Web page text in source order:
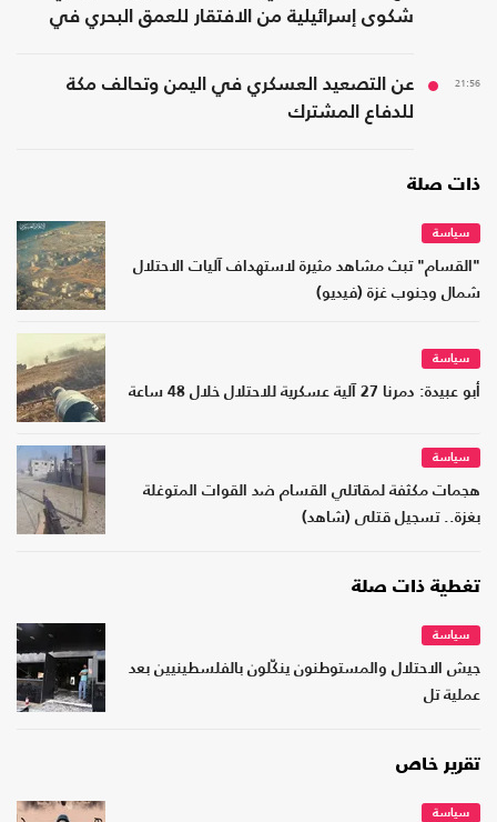
شكوى إسرائيلية من الافتقار للعمق البحري في
21:56
عن التصعيد العسكري في اليمن وتحالف مكة
للدفاع المشترك
ذات صلة
سياسة
"القسام" تبث مشاهد مثيرة لاستهداف آليات الاحتلال
شمال وجنوب غزة (فيديو)
سياسة
أبو عبيدة: دمرنا 27 آلية عسكرية للاحتلال خلال 48 ساعة
سياسة
هجمات مكثفة لمقاتلي القسام ضد القوات المتوغلة
بغزة.. تسجيل قتلى (شاهد)
تغطية ذات صلة
سياسة
جيش الاحتلال والمستوطنون ينكّلون بالفلسطينيين بعد
عملية تل
تقرير خاص
سياسة